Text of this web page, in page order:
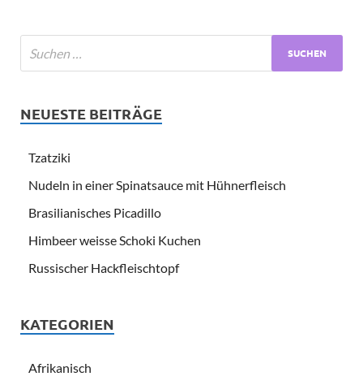
NEUESTE BEITRÄGE
Tzatziki
Nudeln in einer Spinatsauce mit Hühnerfleisch
Brasilianisches Picadillo
Himbeer weisse Schoki Kuchen
Russischer Hackfleischtopf
KATEGORIEN
Afrikanisch